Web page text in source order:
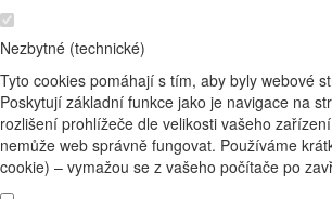
Nezbytné (technické)
Tyto cookies pomáhají s tím, aby byly webové
Poskytují základní funkce jako je navigace na
rozlišení prohlížeče dle velikosti vašeho
nemůže web správně fungovat. Používáme
cookie) – vymažou se z vašeho počítače po